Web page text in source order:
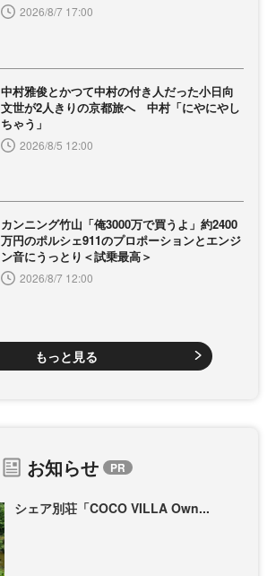
2026/8/7 17:00
中村雅俊とかつて中村の付き人だった小日向
文世が2人きりの京都旅へ 中村「にやにやし
ちゃう」
2026/8/5 12:00
カンニング竹山「俺3000万で買うよ」約2400
万円のポルシェ911のプロポーションとエンジ
ン音にうっとり＜試乗最高＞
2026/8/7 12:00
もっと見る
お知らせ
シェア別荘「COCO VILLA Own...